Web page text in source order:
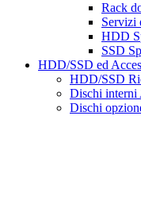
Rack
Servizi
HDD
SSD
HDD/SSD ed
HDD/SSD
Dischi interni
Dischi